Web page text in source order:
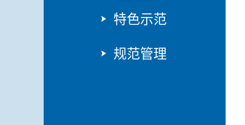
特色示范
规范管理